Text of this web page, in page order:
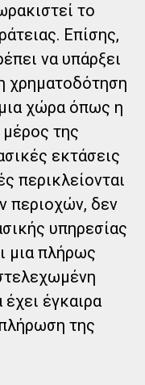
το
Επίσης,
να υπάρξει
χρηματοδότηση
χώρα όπως η
της
εκτάσεις
περικλείονται
περιοχών, δεν
υπηρεσίας
μια πλήρως
έγκαιρα
της